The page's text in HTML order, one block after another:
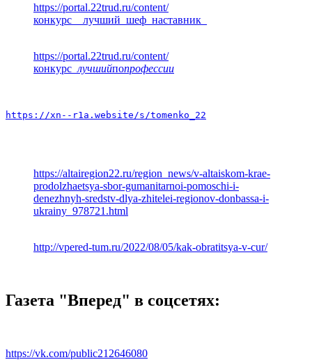
https://portal.22trud.ru/content/
конкурс__лучший_шеф_наставник_
https://portal.22trud.ru/content/
конкурс _лучшийпопрофессии
https://xn--r1a.website/s/tomenko_22
https://altairegion22.ru/region_news/v-altaiskom-krae-
prodolzhaetsya-sbor-gumanitarnoi-pomoschi-i-
denezhnyh-sredstv-dlya-zhitelei-regionov-donbassa-i-
ukrainy_978721.html
http://vpered-tum.ru/2022/08/05/kak-obratitsya-v-cur/
Газета "Вперед" в соцсетях:
https://vk.com/public212646080